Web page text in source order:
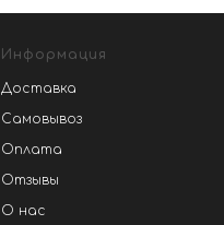
Информация
Доставка
Самовывоз
Оплата
Отзывы
О нас